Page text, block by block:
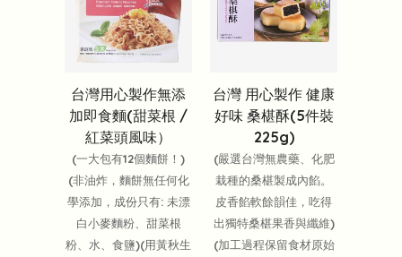
台灣用心製作無添
加即食麵(甜菜根 /
紅菜頭風味）
(一大包有12個麵餅！)
(非油炸，麵餅無任何化
學添加，成份只有: 未漂
白小麥麵粉、甜菜根
粉、水、食鹽)(用黃秋生
台灣 用心製作 健康
好味 桑椹酥(5件裝
225g)
(嚴選台灣無農藥、化肥
栽種的桑椹製成內餡。
皮香餡軟餘韻佳，吃得
出獨特桑椹果香與纖維)
(加工過程保留食材原始